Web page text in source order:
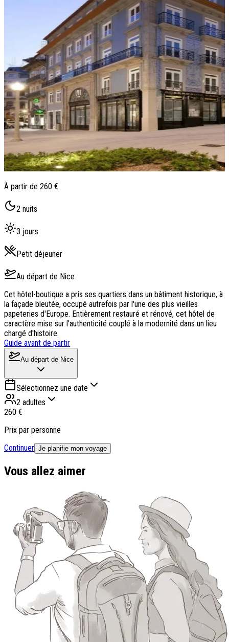
Notre histoire
Pourquoi voyager avec nous ?
Tourisme responsable
Nos brochures
Contactez-nous
Satisfaction client
Rejoignez-nous
À partir de 260 €
2 nuits
3 jours
Petit déjeuner
Au départ de Nice
Cet hôtel-boutique a pris ses quartiers dans un bâtiment historique, à
la façade bleutée, occupé autrefois par l'une des plus vieilles
papeteries d'Europe. Entièrement restauré et rénové, cet hôtel de
caractère mise sur l'authenticité couplé à la modernité dans un lieu
chargé d'histoire.
Guide avant de partir
Au départ de Nice
Sélectionnez une date
2 adultes
260 €
Prix par personne
Continuer Je planifie mon voyage
Vous allez aimer